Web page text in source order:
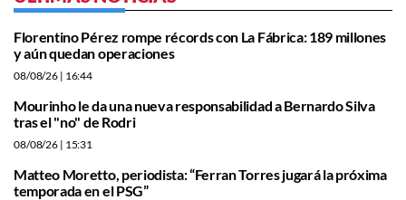
Florentino Pérez rompe récords con La Fábrica: 189 millones
y aún quedan operaciones
08/08/26 | 16:44
Mourinho le da una nueva responsabilidad a Bernardo Silva
tras el "no" de Rodri
08/08/26 | 15:31
Matteo Moretto, periodista: “Ferran Torres jugará la próxima
temporada en el PSG”